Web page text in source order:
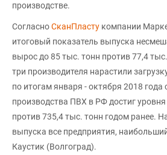
производстве.
СогласноСканПласту компании
итоговый показатель выпуска
вырос до 85 тыс. тонн против 77,4
три производителя нарастили
по итогам января - октября 2018
производства ПВХ в РФ достиг
против 735,4 тыс. тонн годом ранее.
выпуска все предприятия,
Каустик (Волгоград).